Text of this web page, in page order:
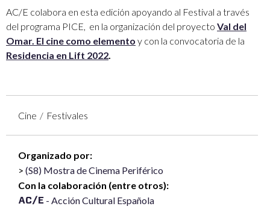
AC/E colabora en esta edición apoyando al Festival a través
del programa PICE, en la organización del proyecto Val del
Omar. El cine como elemento y con la convocatoria de la
Residencia en Lift 2022
Cine Festivales
Organizado por:
(S8) Mostra de Cinema Periférico
Con la colaboración (entre otros):
- Acción Cultural Española